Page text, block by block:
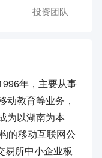
投资团队
年，主要从事
动教育等业务，
为以湖南为本
的移动互联网公
易所中小企业板